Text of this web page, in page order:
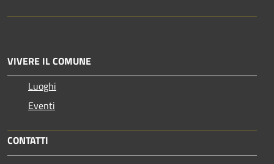
VIVERE IL COMUNE
Luoghi
Eventi
CONTATTI